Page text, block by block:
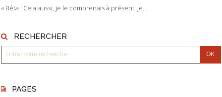
« Bêta ! Cela aussi, je le comprenais à présent, je...
RECHERCHER
PAGES